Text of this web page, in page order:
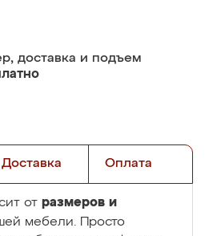
доставка и подъем
Доставка Оплата
от размеров и
мебели. Просто